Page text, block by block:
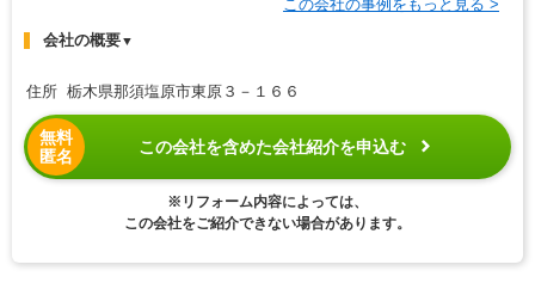
この会社の事例をもっと見る >
会社の概要▼
住所 栃木県那須塩原市東原３－１６６
無料
匿名
この会社を含めた会社紹介を申込む
※リフォーム内容によっては、
この会社をご紹介できない場合があります。